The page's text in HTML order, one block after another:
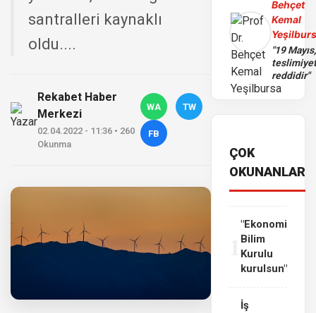
santralleri kaynaklı
oldu....
Rekabet Haber
Merkezi
02.04.2022 - 11:36 • 260
Okunma
WA TW
FB
Behçet
Kemal
"19 Mayıs,
reddidir"
ÇOK
OKUNANLAR
"Ekonomi
Bilim
Kurulu
kurulsun"
İş